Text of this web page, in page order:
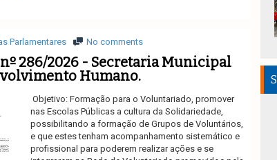
Parlamentares No comments
286/2026 - Secretaria Municipal
Humano.
Objetivo: Formação para o Voluntariado, promover
nas Escolas Públicas a cultura da Solidariedade,
possibilitando a formação de Grupos de Voluntários,
e que estes tenham acompanhamento sistemático e
profissional para poderem realizar ações e se